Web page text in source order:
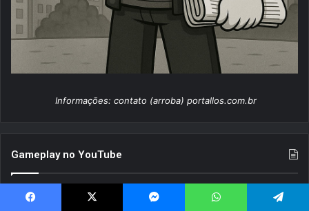
Informações: contato (arroba) portallos.com.br
Gameplay no YouTube
Pokémon Legends: Z-A